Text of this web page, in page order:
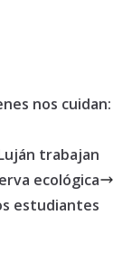
nos cuidan:
trabajan
ecológica
estudiantes